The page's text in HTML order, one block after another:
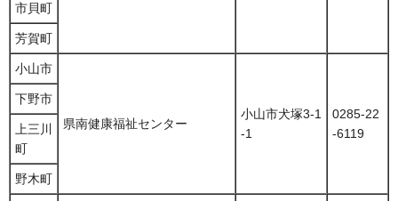
市貝町
芳賀町
小山市
県南健康福祉センター
小山市犬塚3-1
-1
0285-22
-6119
下野市
上三川
町
野木町